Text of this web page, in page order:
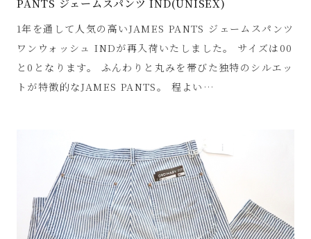
PANTS ジェームスパンツ IND(UNISEX)
1年を通して人気の高いJAMES PANTS ジェームスパンツ
ワンウォッシュ INDが再入荷いたしました。 サイズは00
と0となります。 ふんわりと丸みを帯びた独特のシルエッ
トが特徴的なJAMES PANTS。 程よい…